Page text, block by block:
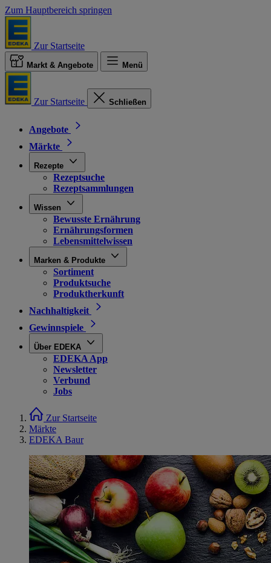
Zum Hauptbereich springen
Zur Startseite
Markt & Angebote Menü
Zur Startseite Schließen
Angebote
Märkte
Rezepte
Rezeptsuche
Rezeptsammlungen
Wissen
Bewusste Ernährung
Ernährungsformen
Lebensmittelwissen
Marken & Produkte
Sortiment
Produktsuche
Produktherkunft
Nachhaltigkeit
Gewinnspiele
Über EDEKA
EDEKA App
Newsletter
Verbund
Jobs
Zur Startseite
Märkte
EDEKA Baur